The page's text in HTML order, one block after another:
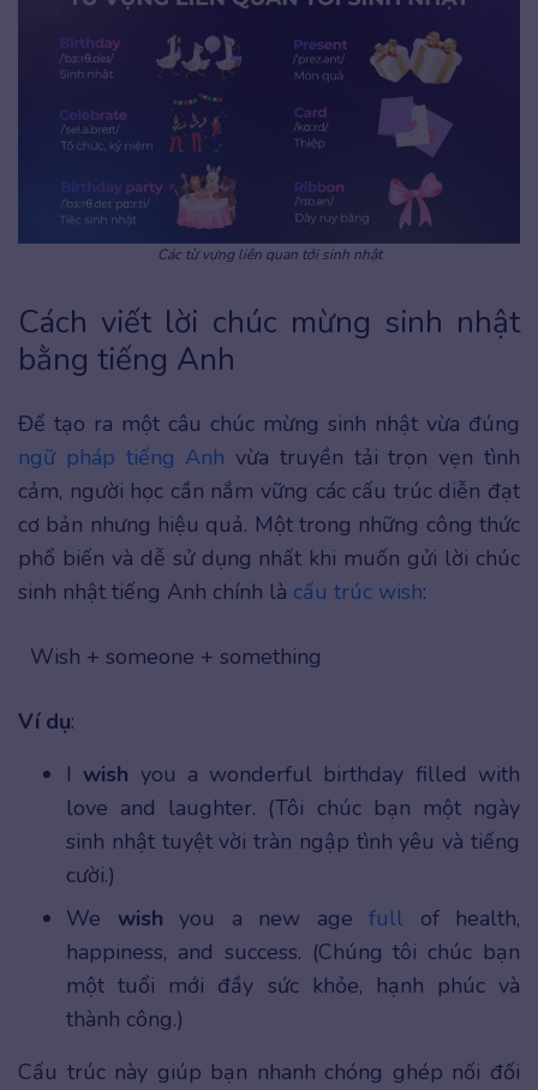
Các từ vựng liên quan tới sinh nhật
Cách viết lời chúc mừng sinh nhật
bằng tiếng Anh
Để tạo ra một câu chúc mừng sinh nhật vừa đúng
ngữ pháp tiếng Anh vừa truyền tải trọn vẹn tình
cảm, người học cần nắm vững các cấu trúc diễn đạt
cơ bản nhưng hiệu quả. Một trong những công thức
phổ biến và dễ sử dụng nhất khi muốn gửi lời chúc
sinh nhật tiếng Anh chính là cấu trúc wish:
Wish + someone + something
Ví dụ:
I wish you a wonderful birthday filled with
love and laughter. (Tôi chúc bạn một ngày
sinh nhật tuyệt vời tràn ngập tình yêu và tiếng
cười.)
We wish you a new age full of health,
happiness, and success. (Chúng tôi chúc bạn
một tuổi mới đầy sức khỏe, hạnh phúc và
thành công.)
Cấu trúc này giúp bạn nhanh chóng ghép nối đối